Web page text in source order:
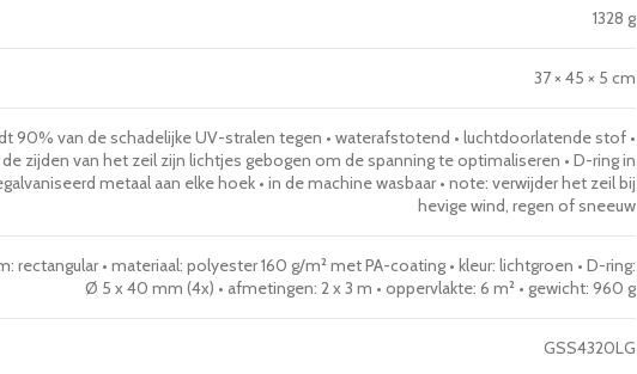
1328 g
37 × 45 × 5 cm
90% van de schadelijke UV-stralen tegen • waterafstotend • luchtdoorlatende stof •
de zijden van het zeil zijn lichtjes gebogen om de spanning te optimaliseren • D-ring in
metaal aan elke hoek • in de machine wasbaar • note: verwijder het zeil bij
hevige wind, regen of sneeuw
rectangular • materiaal: polyester 160 g/m² met PA-coating • kleur: lichtgroen • D-ring:
Ø 5 x 40 mm (4x) • afmetingen: 2 x 3 m • oppervlakte: 6 m² • gewicht: 960 g
GSS4320LG